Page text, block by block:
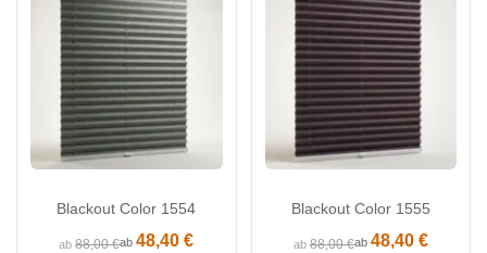
Blackout Color 1554
ab88,00 €ab48,40 €
Blackout Color 1555
ab88,00 €ab 48,40 €